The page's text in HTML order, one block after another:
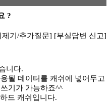
?
제기/추가질문] [부실답변 신고]
니다.
될 데이터를 캐쉬에 넣어두고
기가 가능하죠^^
드 캐쉬입니다.